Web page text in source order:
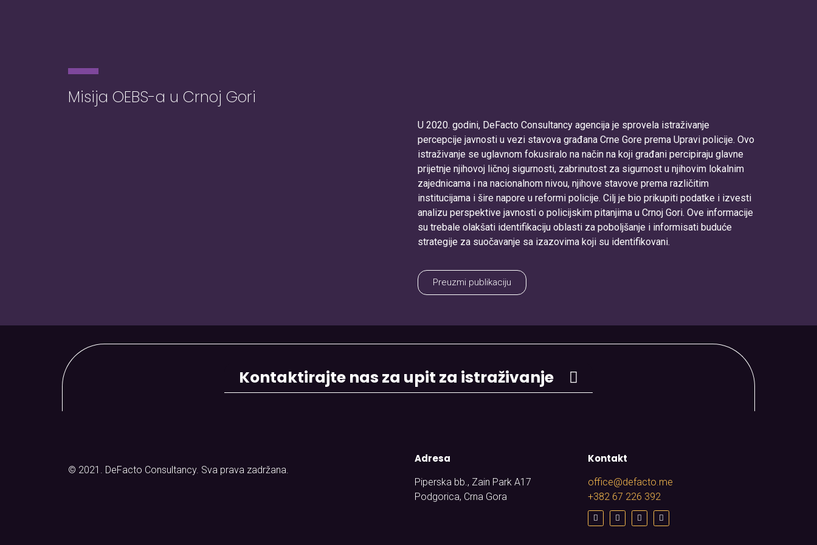
Misija OEBS-a u Crnoj Gori
U 2020. godini, DeFacto Consultancy agencija je sprovela istraživanje
percepcije javnosti u vezi stavova građana Crne Gore prema Upravi policije. Ovo
istraživanje se uglavnom fokusiralo na način na koji građani percipiraju glavne
prijetnje njihovoj ličnoj sigurnosti, zabrinutost za sigurnost u njihovim lokalnim
zajednicama i na nacionalnom nivou, njihove stavove prema različitim
institucijama i šire napore u reformi policije. Cilj je bio prikupiti podatke i izvesti
analizu perspektive javnosti o policijskim pitanjima u Crnoj Gori. Ove informacije
su trebale olakšati identifikaciju oblasti za poboljšanje i informisati buduće
strategije za suočavanje sa izazovima koji su identifikovani.
Preuzmi publikaciju
Kontaktirajte nas za upit za istraživanje
© 2021. DeFacto Consultancy. Sva prava zadržana.
Adresa
Piperska bb., Zain Park A17
Podgorica, Crna Gora
Kontakt
office@defacto.me
+382 67 226 392